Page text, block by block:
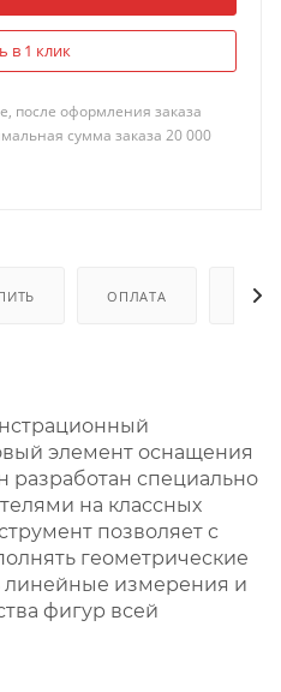
в 1 клик
после оформления заказа
сумма заказа 20 000
ОПЛАТА
элемент оснащения
разработан специально
на классных
позволяет с
геометрические
линейные измерения и
фигур всей